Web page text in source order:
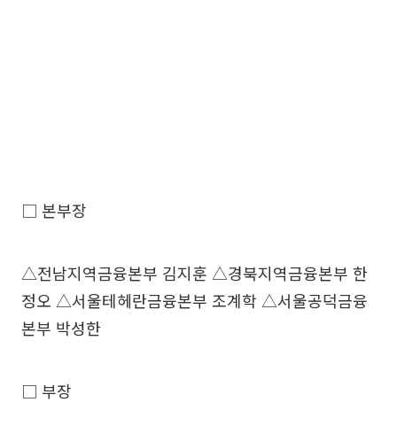
□ 본부장
△전남지역금융본부 김지훈 △경북지역금융본부 한
정오 △서울테헤란금융본부 조계학 △서울공덕금융
본부 박성한
□ 부장